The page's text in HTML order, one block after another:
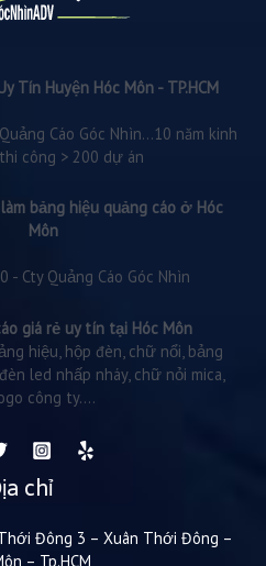
Tín Huyện Hóc Môn - TP.HCM
Cáo Góc Nhìn...10 năm kinh
công > 200 dự án
bảng hiệu quảng cáo ở Hóc
Môn
- Cty Quảng Cáo Góc Nhìn
giá rẻ uy tín tại Hóc Môn
hiệu, hộp đèn, chữ nổi, bảng
led nhấp nháy, chữ nỏi mica,
công ty....
chỉ
Đông 3 – Xuân Thới Đông –
– Tp.HCM